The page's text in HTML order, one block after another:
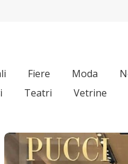
Fiere Moda
Teatri Vetrine